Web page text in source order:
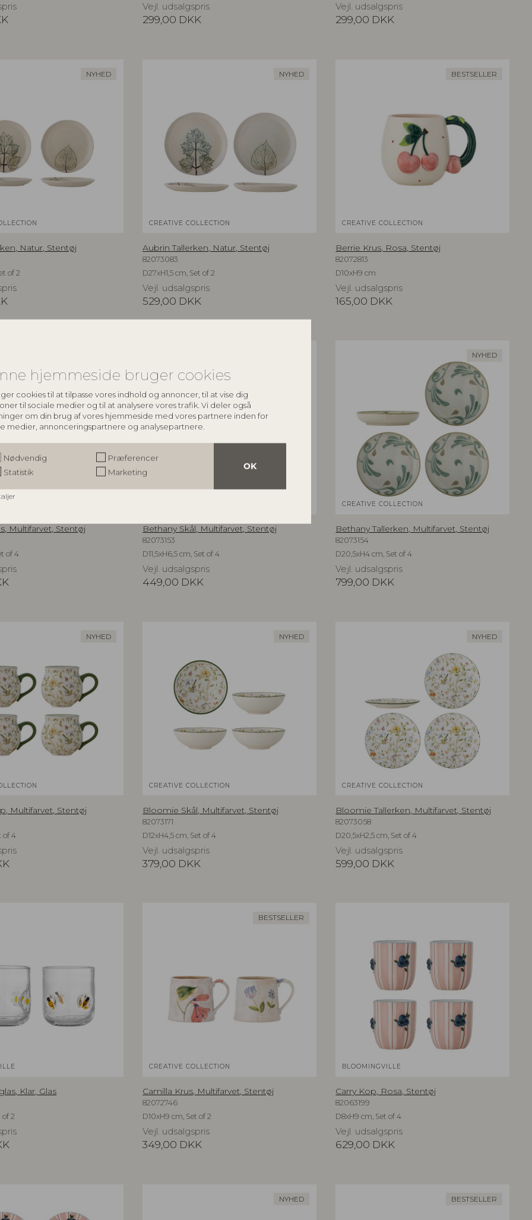
hjemmeside bruger cookies
cookies til at tilpasse vores indhold og annoncer, til at vise dig
til sociale medier og til at analysere vores trafik. Vi deler også
om din brug af vores hjemmeside med vores partnere inden for
medier, annonceringspartnere og analysepartnere.
OK
Nødvendig
Præferencer
Statistik
Marketing
Vejl. udsalgspris
299,00 DKK
Vejl. udsalgspris
299,00 DKK
NYHED
Natur, Stentøj
of 2
NYHED
CREATIVE COLLECTION
Aubrin Tallerken, Natur, Stentøj
82073083
D27xH1,5 cm, Set of 2
Vejl. udsalgspris
529,00 DKK
BESTSELLER
CREATIVE COLLECTION
Berrie Krus, Rosa, Stentøj
82072813
D10xH9 cm
Vejl. udsalgspris
165,00 DKK
Multifarvet, Stentøj
of 4
Bethany Skål, Multifarvet, Stentøj
82073153
D11,5xH6,5 cm, Set of 4
Vejl. udsalgspris
449,00 DKK
NYHED
CREATIVE COLLECTION
Bethany Tallerken, Multifarvet, Stentøj
82073154
D20,5xH4 cm, Set of 4
Vejl. udsalgspris
799,00 DKK
NYHED
Multifarvet, Stentøj
of 4
NYHED
CREATIVE COLLECTION
Bloomie Skål, Multifarvet, Stentøj
82073171
D12xH4,5 cm, Set of 4
Vejl. udsalgspris
379,00 DKK
NYHED
CREATIVE COLLECTION
Bloomie Tallerken, Multifarvet, Stentøj
82073058
D20,5xH2,5 cm, Set of 4
Vejl. udsalgspris
599,00 DKK
Klar, Glas
of 2
BESTSELLER
CREATIVE COLLECTION
Camilla Krus, Multifarvet, Stentøj
82072746
D10xH9 cm, Set of 2
Vejl. udsalgspris
349,00 DKK
BLOOMINGVILLE
Carry Kop, Rosa, Stentøj
82063199
D8xH9 cm, Set of 4
Vejl. udsalgspris
629,00 DKK
NYHED BESTSELLER